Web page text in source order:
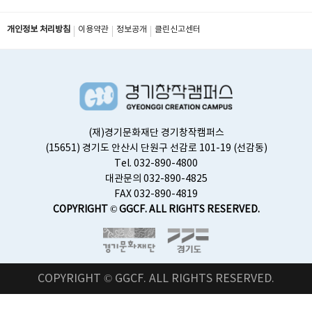
개인정보 처리방침 이용약관 정보공개 클린신고센터
(재)경기문화재단 경기창작캠퍼스
(15651) 경기도 안산시 단원구 선감로 101-19 (선감동)
Tel. 032-890-4800
대관문의 032-890-4825
FAX 032-890-4819
COPYRIGHT © GGCF. ALL RIGHTS RESERVED.
COPYRIGHT © GGCF. ALL RIGHTS RESERVED.